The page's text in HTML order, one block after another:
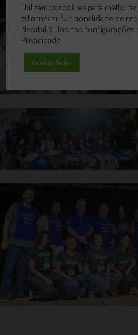
Utilizamos cookies para
e fornecer funcionalidade de
desabilitá-los nas configurações
Privacidade
Aceitar Todos